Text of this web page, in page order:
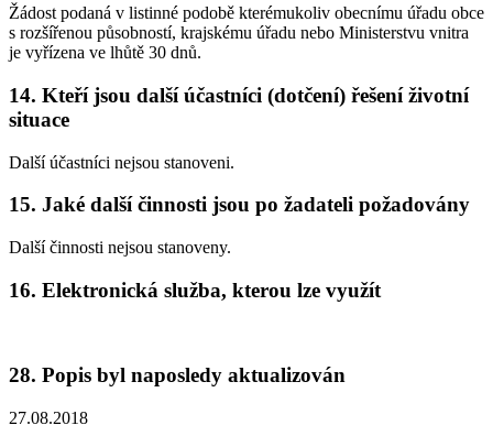
Žádost podaná v listinné podobě kterémukoliv obecnímu úřadu obce
s rozšířenou působností, krajskému úřadu nebo Ministerstvu vnitra
je vyřízena ve lhůtě 30 dnů.
14. Kteří jsou další účastníci (dotčení) řešení životní
situace
Další účastníci nejsou stanoveni.
15. Jaké další činnosti jsou po žadateli požadovány
Další činnosti nejsou stanoveny.
16. Elektronická služba, kterou lze využít
28. Popis byl naposledy aktualizován
27.08.2018